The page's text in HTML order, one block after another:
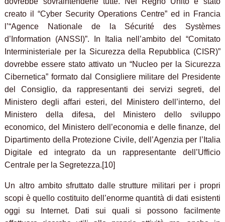
creato il “Cyber Security Operations Centre” ed in Francia
l’“Agence Nationale de la Sécurité des Systèmes
d’Information (ANSSI)”. In Italia nell’ambito del “Comitato
Interministeriale per la Sicurezza della Repubblica (CISR)”
dovrebbe essere stato attivato un “Nucleo per la Sicurezza
Cibernetica” formato dal Consigliere militare del Presidente
del Consiglio, da rappresentanti dei servizi segreti, del
Ministero degli affari esteri, del Ministero dell’interno, del
Ministero della difesa, del Ministero dello sviluppo
economico, del Ministero dell’economia e delle finanze, del
Dipartimento della Protezione Civile, dell’Agenzia per l’Italia
Digitale ed integrato da un rappresentante dell’Ufficio
Centrale per la Segretezza.[10]
Un altro ambito sfruttato dalle strutture militari per i propri
scopi è quello costituito dell’enorme quantità di dati esistenti
oggi su Internet. Dati sui quali si possono facilmente